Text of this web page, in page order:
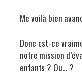
Me voilà bien
Donc est-ce
notre mission
enfants ? Ou… ?